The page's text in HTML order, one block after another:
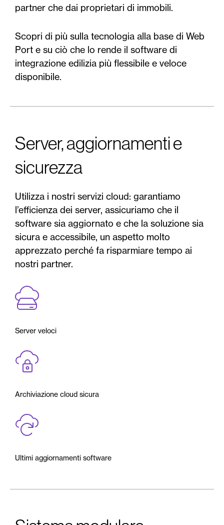
partner che dai proprietari di immobili.
Scopri di più sulla tecnologia alla base di Web
Port e su ciò che lo rende il software di
integrazione edilizia più flessibile e veloce
disponibile.
Server, aggiornamenti e
sicurezza
Utilizza i nostri servizi cloud: garantiamo
l’efficienza dei server, assicuriamo che il
software sia aggiornato e che la soluzione sia
sicura e accessibile, un aspetto molto
apprezzato perché fa risparmiare tempo ai
nostri partner.
Server veloci
Archiviazione cloud sicura
Ultimi aggiornamenti software